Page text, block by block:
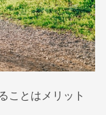
ことはメリット